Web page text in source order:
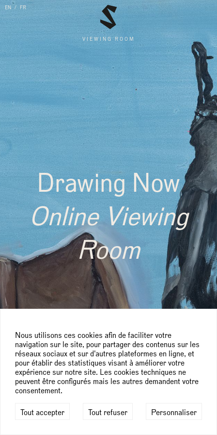
Nous utilisons ces cookies afin de faciliter votre
navigation sur le site, pour partager des contenus sur les
réseaux sociaux et sur d'autres plateformes en ligne, et
pour établir des statistiques visant à améliorer votre
expérience sur notre site. Les cookies techniques ne
peuvent être configurés mais les autres demandent votre
consentement.
Tout accepter Tout refuser Personnaliser
EN FR
VIEWING ROOM
Drawing Now
Online Viewing
Room